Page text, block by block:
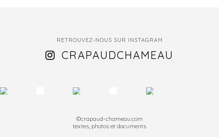
RETROUVEZ-NOUS SUR INSTAGRAM
CRAPAUDCHAMEAU
©crapaud-chameau.com
textes, photos et documents